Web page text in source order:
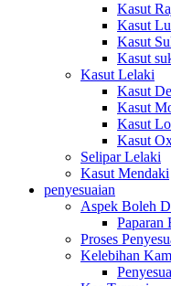
Kasut
Kasut
Kasut
Kasut
Kasut Lelaki
Kasut
Kasut
Kasut
Kasut
Selipar Lelaki
Kasut Mendaki
penyesuaian
Aspek Boleh
Paparan
Proses
Kelebihan